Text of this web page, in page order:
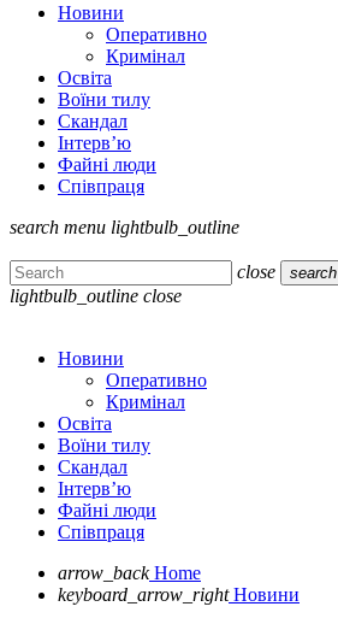
Новини
Оперативно
Кримінал
Освіта
Воїни тилу
Скандал
Інтерв’ю
Файні люди
Співпраця
search menu lightbulb_outline
close search
lightbulb_outline close
Новини
Оперативно
Кримінал
Освіта
Воїни тилу
Скандал
Інтерв’ю
Файні люди
Співпраця
arrow_back Home
keyboard_arrow_right Новини